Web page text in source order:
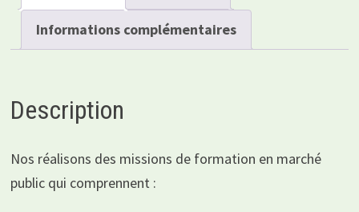
Informations complémentaires
Description
Nos réalisons des missions de formation en marché
public qui comprennent :